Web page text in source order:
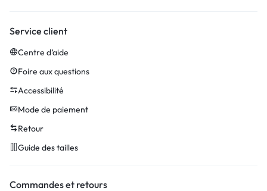
Service client
Centre d’aide
Foire aux questions
Accessibilité
Mode de paiement
Retour
Guide des tailles
Commandes et retours